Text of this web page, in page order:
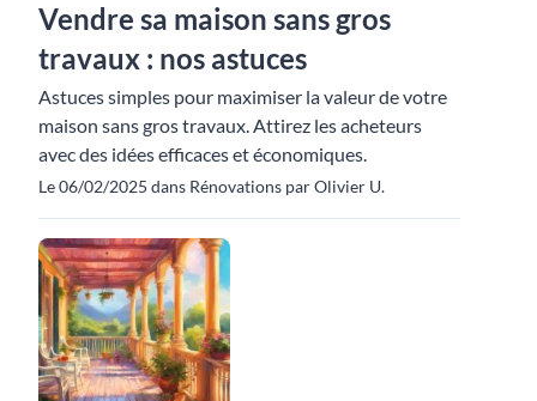
Vendre sa maison sans gros
travaux : nos astuces
Astuces simples pour maximiser la valeur de votre
maison sans gros travaux. Attirez les acheteurs
avec des idées efficaces et économiques.
Le 06/02/2025 dans Rénovations par Olivier U.